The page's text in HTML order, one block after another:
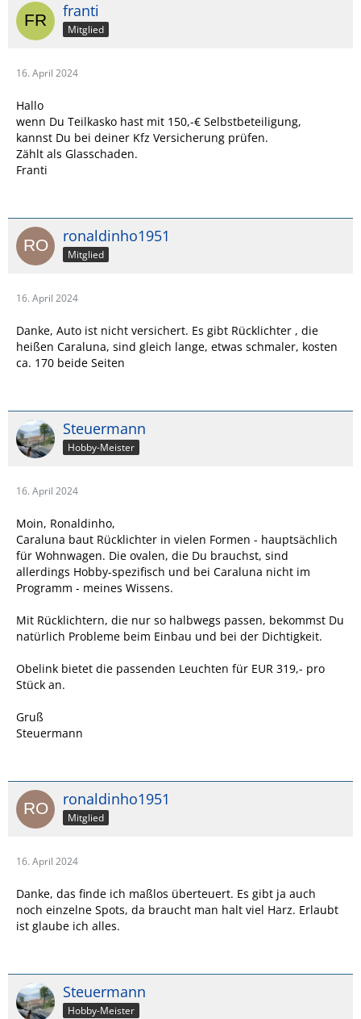
franti
Mitglied
16. April 2024
Hallo
wenn Du Teilkasko hast mit 150,-€ Selbstbeteiligung,
kannst Du bei deiner Kfz Versicherung prüfen.
Zählt als Glasschaden.
Franti
ronaldinho1951
Mitglied
16. April 2024
Danke, Auto ist nicht versichert. Es gibt Rücklichter , die
heißen Caraluna, sind gleich lange, etwas schmaler, kosten
ca. 170 beide Seiten
Steuermann
Hobby-Meister
16. April 2024
Moin, Ronaldinho,
Caraluna baut Rücklichter in vielen Formen - hauptsächlich
für Wohnwagen. Die ovalen, die Du brauchst, sind
allerdings Hobby-spezifisch und bei Caraluna nicht im
Programm - meines Wissens.
Mit Rücklichtern, die nur so halbwegs passen, bekommst Du
natürlich Probleme beim Einbau und bei der Dichtigkeit.
Obelink bietet die passenden Leuchten für EUR 319,- pro
Stück an.
Gruß
Steuermann
ronaldinho1951
Mitglied
16. April 2024
Danke, das finde ich maßlos überteuert. Es gibt ja auch
noch einzelne Spots, da braucht man halt viel Harz. Erlaubt
ist glaube ich alles.
Steuermann
Hobby-Meister